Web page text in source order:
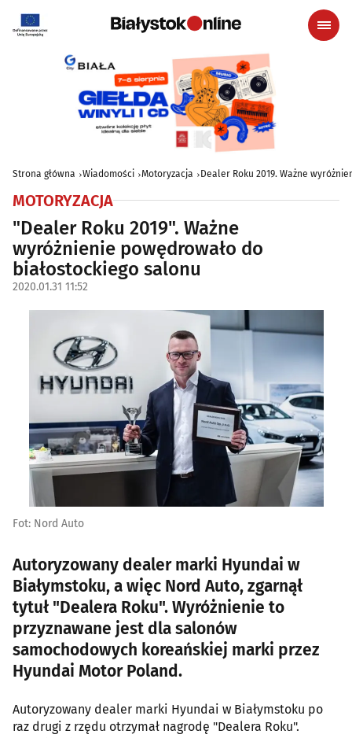
Strona główna Wiadomości Motoryzacja Dealer Roku 2019. Ważne
MOTORYZACJA
"Dealer Roku 2019". Ważne
wyróżnienie powędrowało do
białostockiego salonu
2020.01.31 11:52
Fot: Nord Auto
Autoryzowany dealer marki Hyundai w
Białymstoku, a więc Nord Auto, zgarnął
tytuł "Dealera Roku". Wyróżnienie to
przyznawane jest dla salonów
samochodowych koreańskiej marki przez
Hyundai Motor Poland.
Autoryzowany dealer marki Hyundai w Białymstoku po
raz drugi z rzędu otrzymał nagrodę "Dealera Roku".